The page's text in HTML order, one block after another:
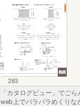
283
カタログビュー」でごら
上でパラパラめくりな